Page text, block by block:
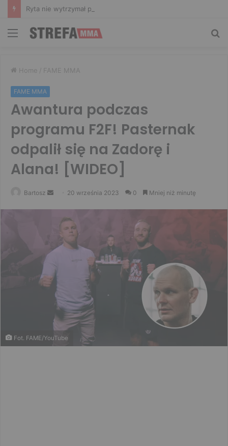
Menu
Home / FAME MMA
FAME MMA
Awantura podczas
programu F2F! Pasternak
odpalił się na Zadorę i
Alana! [WIDEO]
Bartosz
Send
email
20 września 2023 0 Mniej niż minutę
Fot. FAME/YouTube